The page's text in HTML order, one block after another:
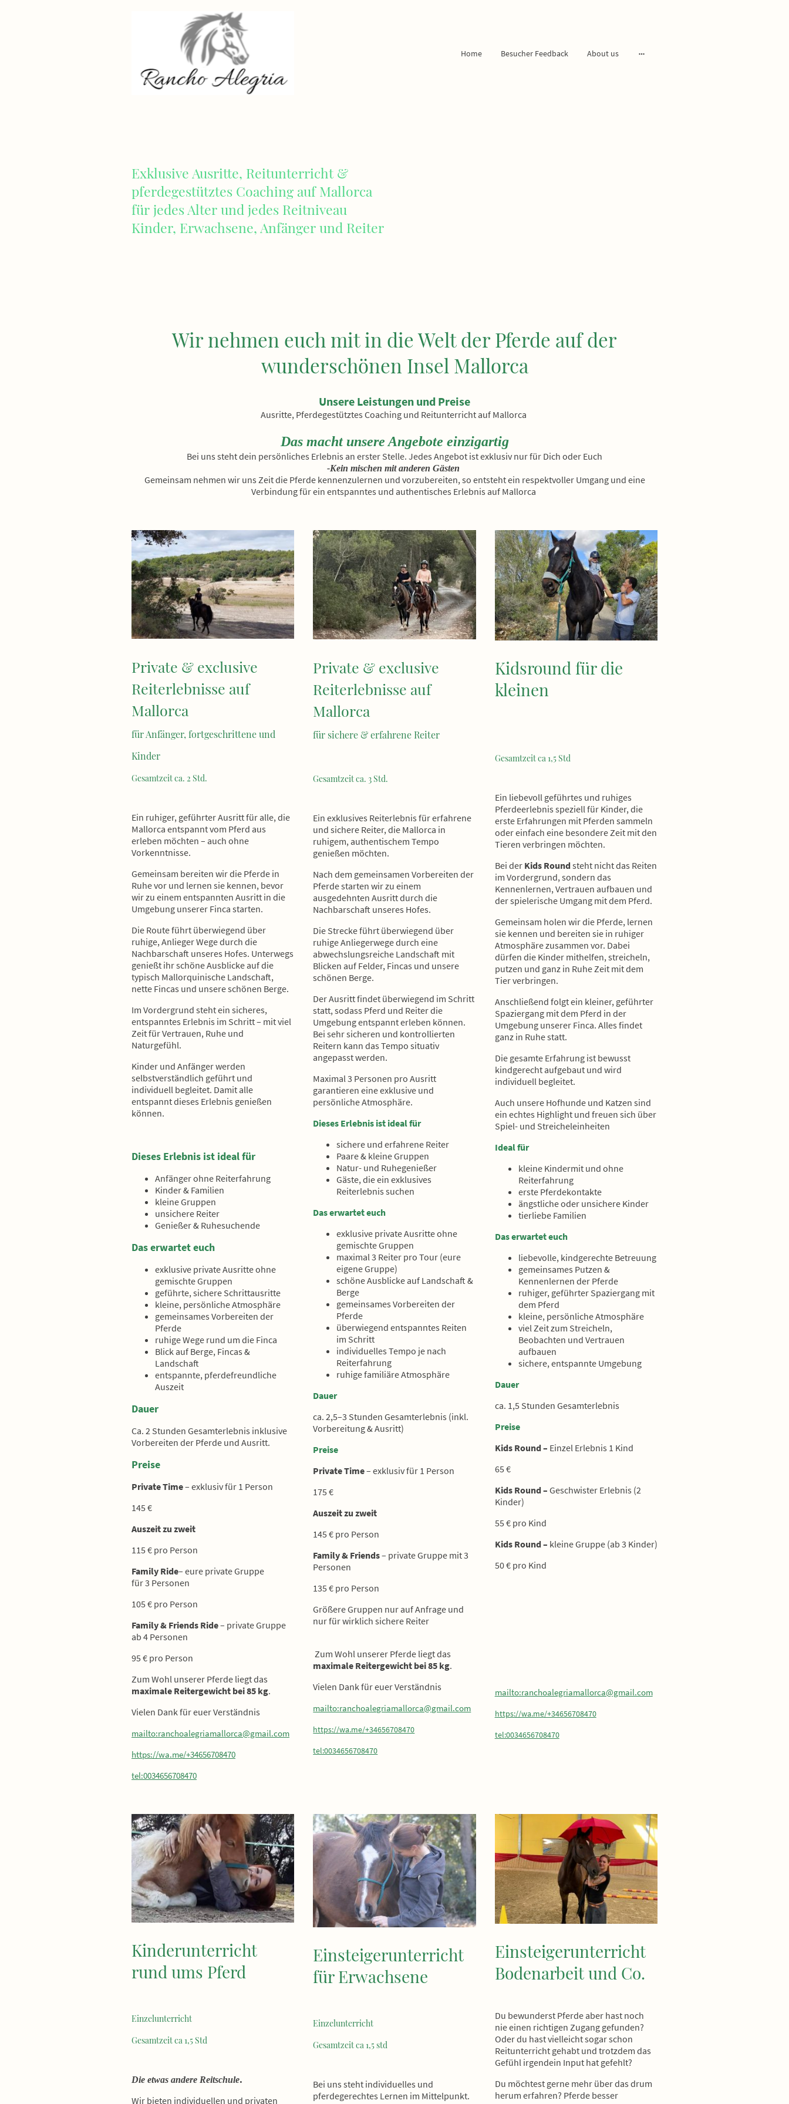
Home Besucher Feedback About us
Exklusive Ausritte, Reitunterricht &
pferdegestütztes Coaching auf Mallorca
für jedes Alter und jedes Reitniveau
Kinder, Erwachsene, Anfänger und Reiter
Wir nehmen euch mit in die Welt der Pferde auf der
wunderschönen Insel Mallorca
Unsere Leistungen und Preise
Ausritte, Pferdegestütztes Coaching und Reitunterricht auf Mallorca
Das macht unsere Angebote einzigartig
Bei uns steht dein persönliches Erlebnis an erster Stelle. Jedes Angebot ist exklusiv nur für Dich oder Euch
-Kein mischen mit anderen Gästen
Gemeinsam nehmen wir uns Zeit die Pferde kennenzulernen und vorzubereiten, so entsteht ein respektvoller Umgang und eine
Verbindung für ein entspanntes und authentisches Erlebnis auf Mallorca
Private & exclusive
Reiterlebnisse auf
Mallorca
für Anfänger, fortgeschrittene und
Kinder
Gesamtzeit ca. 2 Std.
Ein ruhiger, geführter Ausritt für alle, die
Mallorca entspannt vom Pferd aus
erleben möchten – auch ohne
Vorkenntnisse.
Gemeinsam bereiten wir die Pferde in
Ruhe vor und lernen sie kennen, bevor
wir zu einem entspannten Ausritt in die
Umgebung unserer Finca starten.
Die Route führt überwiegend über
ruhige, Anlieger Wege durch die
Nachbarschaft unseres Hofes. Unterwegs
genießt ihr schöne Ausblicke auf die
typisch Mallorquinische Landschaft,
nette Fincas und unsere schönen Berge.
Im Vordergrund steht ein sicheres,
entspanntes Erlebnis im Schritt – mit viel
Zeit für Vertrauen, Ruhe und
Naturgefühl.
Kinder und Anfänger werden
selbstverständlich geführt und
individuell begleitet. Damit alle
entspannt dieses Erlebnis genießen
können.
Dieses Erlebnis ist ideal für
Anfänger ohne Reiterfahrung
Kinder & Familien
kleine Gruppen
unsichere Reiter
Genießer & Ruhesuchende
Das erwartet euch
exklusive private Ausritte ohne
gemischte Gruppen
geführte, sichere Schrittausritte
kleine, persönliche Atmosphäre
gemeinsames Vorbereiten der
Pferde
ruhige Wege rund um die Finca
Blick auf Berge, Fincas &
Landschaft
entspannte, pferdefreundliche
Auszeit
Dauer
Ca. 2 Stunden Gesamterlebnis inklusive
Vorbereiten der Pferde und Ausritt.
Preise
Private Time– exklusiv für 1 Person
145 €
Auszeit zu zweit
115 € pro Person
Family Ride– eure private Gruppe
für 3 Personen
105 € pro Person
Family & Friends Ride– private Gruppe
ab 4 Personen
95 € pro Person
Zum Wohl unserer Pferde liegt das
maximale Reitergewicht bei 85 kg.
Vielen Dank für euer Verständnis
mailto:ranchoalegriamallorca@gmail.com
https://wa.me/+34656708470
tel:0034656708470
Private & exclusive
Reiterlebnisse auf
Mallorca
für sichere & erfahrene Reiter
Gesamtzeit ca. 3 Std.
Ein exklusives Reiterlebnis für erfahrene
und sichere Reiter, die Mallorca in
ruhigem, authentischem Tempo
genießen möchten.
Nach dem gemeinsamen Vorbereiten der
Pferde starten wir zu einem
ausgedehnten Ausritt durch die
Nachbarschaft unseres Hofes.
Die Strecke führt überwiegend über
ruhige Anliegerwege durch eine
abwechslungsreiche Landschaft mit
Blicken auf Felder, Fincas und unsere
schönen Berge.
Der Ausritt findet überwiegend im Schritt
statt, sodass Pferd und Reiter die
Umgebung entspannt erleben können.
Bei sehr sicheren und kontrollierten
Reitern kann das Tempo situativ
angepasst werden.
Maximal 3 Personen pro Ausritt
garantieren eine exklusive und
persönliche Atmosphäre.
Dieses Erlebnis ist ideal für
sichere und erfahrene Reiter
Paare & kleine Gruppen
Natur- und Ruhegenießer
Gäste, die ein exklusives
Reiterlebnis suchen
Das erwartet euch
exklusive private Ausritte ohne
gemischte Gruppen
maximal 3 Reiter pro Tour (eure
eigene Gruppe)
schöne Ausblicke auf Landschaft &
Berge
gemeinsames Vorbereiten der
Pferde
überwiegend entspanntes Reiten
im Schritt
individuelles Tempo je nach
Reiterfahrung
ruhige familiäre Atmosphäre
Dauer
ca. 2,5–3 Stunden Gesamterlebnis (inkl.
Vorbereitung & Ausritt)
Preise
Private Time– exklusiv für 1 Person
175 €
Auszeit zu zweit
145 € pro Person
Family & Friends– private Gruppe mit 3
Personen
135 € pro Person
Größere Gruppen nur auf Anfrage und
nur für wirklich sichere Reiter
Zum Wohl unserer Pferde liegt das
maximale Reitergewicht bei 85 kg.
Vielen Dank für euer Verständnis
mailto:ranchoalegriamallorca@gmail.com
https://wa.me/+34656708470
tel:0034656708470
Kidsround für die
kleinen
Gesamtzeit ca 1,5 Std
Ein liebevoll geführtes und ruhiges
Pferdeerlebnis speziell für Kinder, die
erste Erfahrungen mit Pferden sammeln
oder einfach eine besondere Zeit mit den
Tieren verbringen möchten.
Bei der Kids Roundsteht nicht das Reiten
im Vordergrund, sondern das
Kennenlernen, Vertrauen aufbauen und
der spielerische Umgang mit dem Pferd.
Gemeinsam holen wir die Pferde, lernen
sie kennen und bereiten sie in ruhiger
Atmosphäre zusammen vor. Dabei
dürfen die Kinder mithelfen, streicheln,
putzen und ganz in Ruhe Zeit mit dem
Tier verbringen.
Anschließend folgt ein kleiner, geführter
Spaziergang mit dem Pferd in der
Umgebung unserer Finca. Alles findet
ganz in Ruhe statt.
Die gesamte Erfahrung ist bewusst
kindgerecht aufgebaut und wird
individuell begleitet.
Auch unsere Hofhunde und Katzen sind
ein echtes Highlight und freuen sich über
Spiel- und Streicheleinheiten
Ideal für
kleine Kindermit und ohne
Reiterfahrung
erste Pferdekontakte
ängstliche oder unsichere Kinder
tierliebe Familien
Das erwartet euch
liebevolle, kindgerechte Betreuung
gemeinsames Putzen &
Kennenlernen der Pferde
ruhiger, geführter Spaziergang mit
dem Pferd
kleine, persönliche Atmosphäre
viel Zeit zum Streicheln,
Beobachten und Vertrauen
aufbauen
sichere, entspannte Umgebung
Dauer
ca. 1,5 Stunden Gesamterlebnis
Preise
Kids Round – Einzel Erlebnis 1 Kind
65 €
Kids Round – Geschwister Erlebnis (2
Kinder)
55 € pro Kind
Kids Round – kleine Gruppe (ab 3 Kinder)
50 € pro Kind
mailto:ranchoalegriamallorca@gmail.com
https://wa.me/+34656708470
tel:0034656708470
Kinderunterricht
rund ums Pferd
Einzelunterricht
Gesamtzeit ca 1,5 Std
Die etwas andere Reitschule.
Wir bieten individuellen und privaten
Einsteigerunterricht
für Erwachsene
Einzelunterricht
Gesamtzeit ca 1,5 std
Bei uns steht individuelles und
pferdegerechtes Lernen im Mittelpunkt.
Einsteigerunterricht
Bodenarbeit und Co.
Du bewunderst Pferde aber hast noch
nie einen richtigen Zugang gefunden?
Oder du hast vielleicht sogar schon
Reitunterricht gehabt und trotzdem das
Gefühl irgendein Input hat gefehlt?
Du möchtest gerne mehr über das drum
herum erfahren? Pferde besser